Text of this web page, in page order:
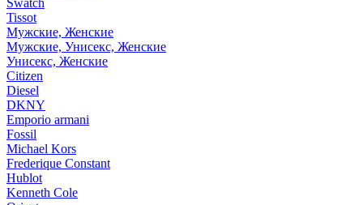
Swatch
Tissot
Мужские, Женские
Мужские, Унисекс, Женские
Унисекс, Женские
Citizen
Diesel
DKNY
Emporio armani
Fossil
Michael Kors
Frederique Constant
Hublot
Kenneth Cole